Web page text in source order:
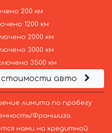
200 км
1200 км
2000 км
3000 км
3500 км
стоимости авто
лимита по пробегу
Франшиза.
нами на кредитной